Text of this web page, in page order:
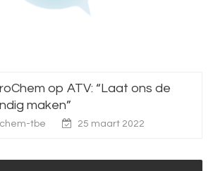
op ATV: “Laat ons de
maken”
tbe 25 maart 2022